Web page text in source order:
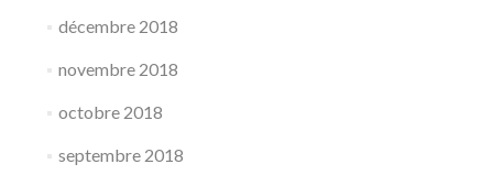
décembre 2018
novembre 2018
octobre 2018
septembre 2018